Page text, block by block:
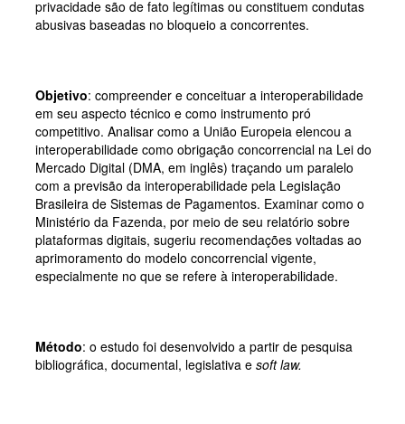
privacidade são de fato legítimas ou constituem condutas
abusivas baseadas no bloqueio a concorrentes.
Objetivo: compreender e conceituar a interoperabilidade
em seu aspecto técnico e como instrumento pró
competitivo. Analisar como a União Europeia elencou a
interoperabilidade como obrigação concorrencial na Lei do
Mercado Digital (DMA, em inglês) traçando um paralelo
com a previsão da interoperabilidade pela Legislação
Brasileira de Sistemas de Pagamentos. Examinar como o
Ministério da Fazenda, por meio de seu relatório sobre
plataformas digitais, sugeriu recomendações voltadas ao
aprimoramento do modelo concorrencial vigente,
especialmente no que se refere à interoperabilidade.
Método: o estudo foi desenvolvido a partir de pesquisa
bibliográfica, documental, legislativa e soft law.